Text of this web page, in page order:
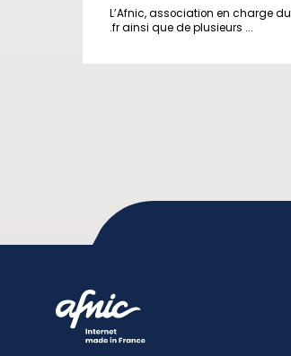
L’Afnic, association en charge du
.fr ainsi que de plusieurs ...